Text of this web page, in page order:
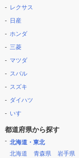
レクサス
日産
ホンダ
三菱
マツダ
スバル
スズキ
ダイハツ
いすゞ
都道府県から探す
北海道・東北
北海道
青森県 岩手県